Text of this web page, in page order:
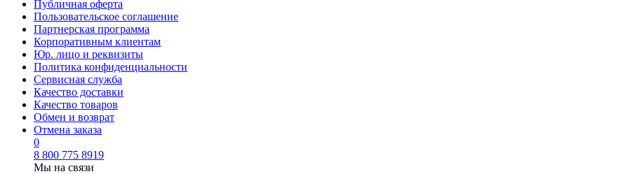
Публичная оферта
Пользовательское соглашение
Партнерская программа
Корпоративным клиентам
Юр. лицо и реквизиты
Политика конфиденциальности
Сервисная служба
Качество доставки
Качество товаров
Обмен и возврат
Отмена заказа
0
8 800 775 8919
Мы на связи